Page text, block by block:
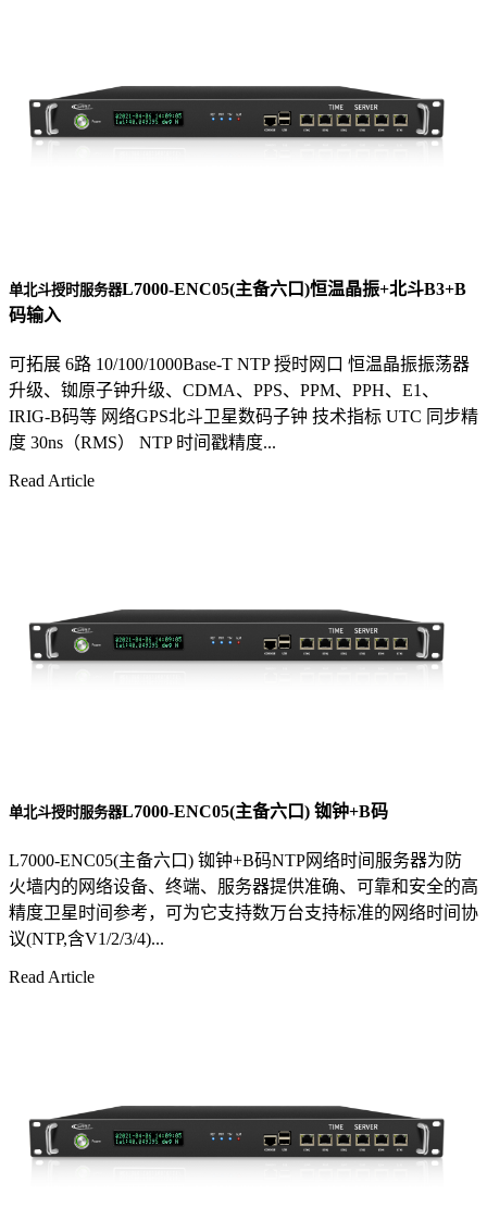
单北斗授时服务器L7000-ENC05(主备六口)恒温晶振+北斗B3+B
码输入
可拓展 6路 10/100/1000Base-T NTP 授时网口 恒温晶振振荡器
升级、铷原子钟升级、CDMA、PPS、PPM、PPH、E1、
IRIG-B码等 网络GPS北斗卫星数码子钟 技术指标 UTC 同步精
度 30ns（RMS） NTP 时间戳精度...
Read Article
单北斗授时服务器L7000-ENC05(主备六口) 铷钟+B码
L7000-ENC05(主备六口) 铷钟+B码NTP网络时间服务器为防
火墙内的网络设备、终端、服务器提供准确、可靠和安全的高
精度卫星时间参考，可为它支持数万台支持标准的网络时间协
议(NTP,含V1/2/3/4)...
Read Article